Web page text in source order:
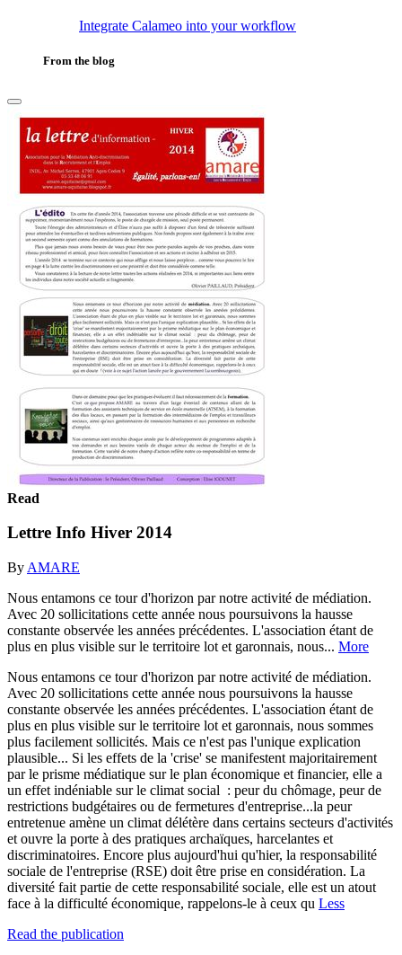
Integrate Calameo into your workflow
From the blog
Read
Lettre Info Hiver 2014
By AMARE
Nous entamons ce tour d'horizon par notre activité de médiation.
Avec 20 sollicitations cette année nous poursuivons la hausse
constante observée les années précédentes. L'association étant de
plus en plus visible sur le territoire lot et garonnais, nous... More
Nous entamons ce tour d'horizon par notre activité de médiation.
Avec 20 sollicitations cette année nous poursuivons la hausse
constante observée les années précédentes. L'association étant de
plus en plus visible sur le territoire lot et garonnais, nous sommes
plus facilement sollicités. Mais ce n'est pas l'unique explication
plausible... Si les effets de la 'crise' se manifestent majoritairement
par le prisme médiatique sur le plan économique et financier, elle a
un effet indéniable sur le climat social : peur du chômage, peur de
restrictions budgétaires ou de fermetures d'entreprise...la peur
entretenue amène un climat délétère dans certains secteurs d'activités
et ouvre la porte à des pratiques archaïques, harcelantes et
discriminatoires. Encore plus aujourd'hui qu'hier, la responsabilité
sociale de l'entreprise (RSE) doit être prise en considération. La
diversité fait partie de cette responsabilité sociale, elle est un atout
face à la difficulté économique, rappelons-le à ceux qu Less
Read the publication